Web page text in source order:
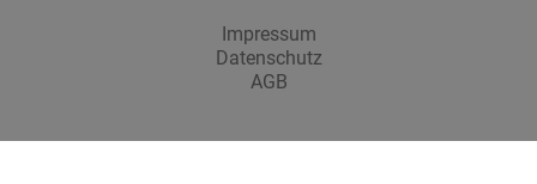
Impressum
Datenschutz
AGB